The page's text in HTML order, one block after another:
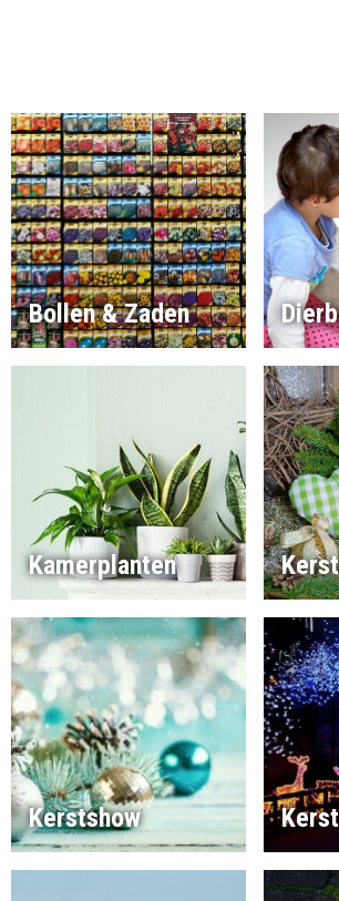
Bollen & Zaden
Kamerplanten
Kerstshow